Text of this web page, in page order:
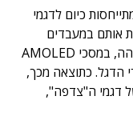
כיום לדגמי
אותם במעבדים
מהדור החדש, בסוללות בעלות קיבולת גבוהה, במסכי AMOLED
הדגל. כתוצאה מכך,
דגמי ה"צדפה",